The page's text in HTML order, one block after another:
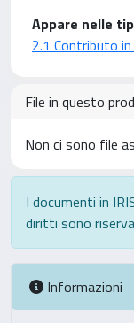
Appare nelle
2.1 Contributo
File in questo
Non ci sono file
I documenti in
diritti sono
Informazioni